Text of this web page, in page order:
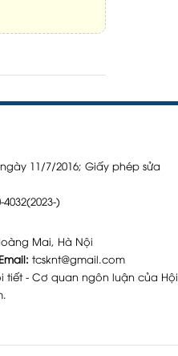
11/7/2016; Giấy phép sửa
4032(2023-)
Mai, Hà Nội
Email: tcsknt@gmail.com
tiết - Cơ quan ngôn luận của Hội